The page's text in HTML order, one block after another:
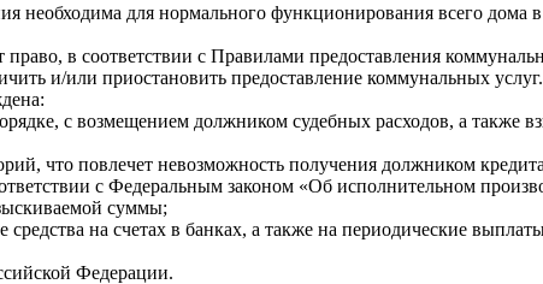
необходима для нормального функционирования всего дома
в соответствии с Правилами предоставления
и/или приостановить предоставление коммунальных услуг.
с возмещением должником судебных расходов, а также
что повлечет невозможность получения должником
с Федеральным законом «Об исполнительном
суммы;
на счетах в банках, а также на периодические
Федерации.